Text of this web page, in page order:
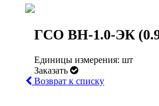
ГСО ВН-1.0-ЭК
Единицы измерения: шт
Заказать
Возврат к списку